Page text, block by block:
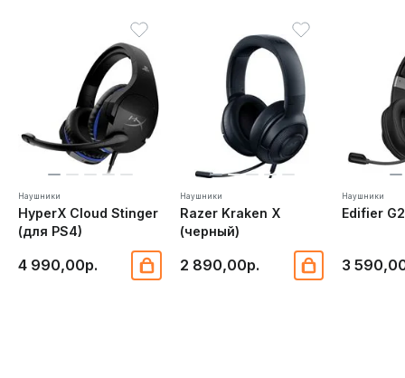
Наушники
HyperX Cloud Stinger
(для PS4)
4 990,00р.
Наушники
Razer Kraken X
(черный)
2 890,00р.
Наушники
Edifier
3